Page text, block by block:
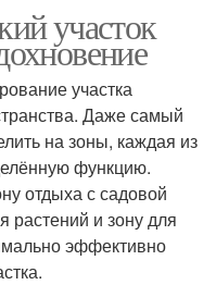
участок
участка
Даже самый
на зоны, каждая из
функцию.
отдыха с садовой
и зону для
эффективно